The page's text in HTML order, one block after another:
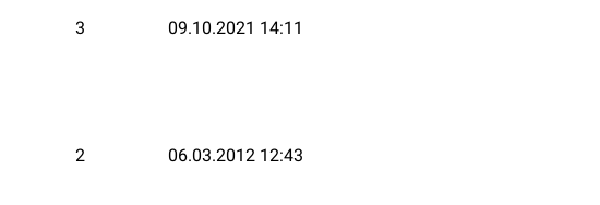
3 09.10.2021 14:11
2 06.03.2012 12:43